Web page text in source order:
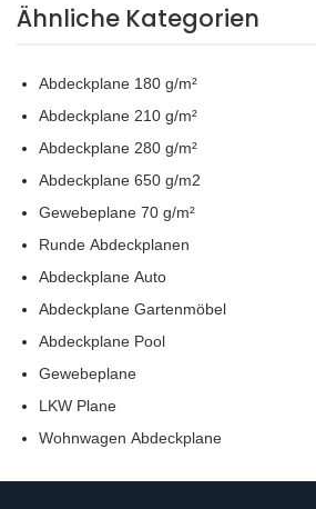
Ähnliche Kategorien
Abdeckplane 180 g/m²
Abdeckplane 210 g/m²
Abdeckplane 280 g/m²
Abdeckplane 650 g/m2
Gewebeplane 70 g/m²
Runde Abdeckplanen
Abdeckplane Auto
Abdeckplane Gartenmöbel
Abdeckplane Pool
Gewebeplane
LKW Plane
Wohnwagen Abdeckplane